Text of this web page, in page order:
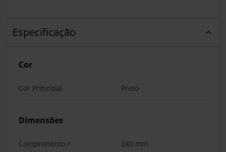
Especificação
Cor
Cor Principal Preto
Dimensões
Comprimento /
240 mm